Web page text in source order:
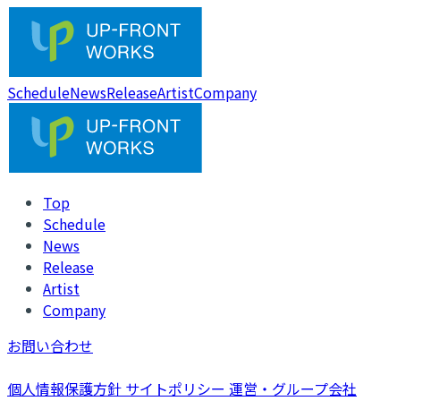
ScheduleNewsReleaseArtistCompany
Top
Schedule
News
Release
Artist
Company
お問い合わせ
個人情報保護方針 サイトポリシー 運営・グループ会社